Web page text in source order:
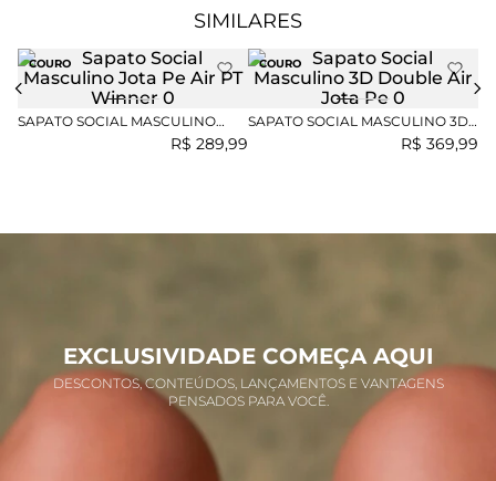
SIMILARES
COURO
SAPATO SOCIAL MASCULINO
JOTA PE AIR PT WINNER
R$ 289,99
COURO
SAPATO SOCIAL MASCULINO 3D
R$ 369,99
EXCLUSIVIDADE COMEÇA AQUI
DESCONTOS, CONTEÚDOS, LANÇAMENTOS E VANTAGENS
PENSADOS PARA VOCÊ.